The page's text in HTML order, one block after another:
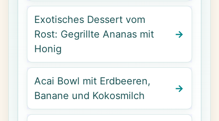
Exotisches Dessert vom
Rost: Gegrillte Ananas mit
Honig
Acai Bowl mit Erdbeeren,
Banane und Kokosmilch